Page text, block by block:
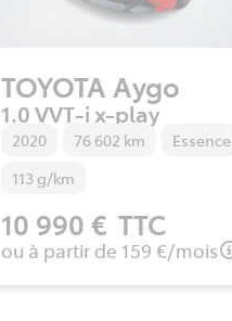
TOYOTA Aygo
1.0 VVT-i x-play
2020 76 602 km
Essence
113 g/km
10 990 € TTC
ou à partir de 159 €/mois